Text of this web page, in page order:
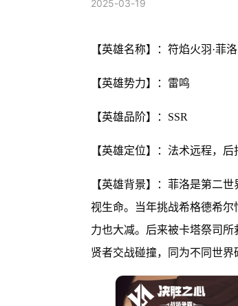
2025-03-19
【英雄名称】：符焰火羽·菲洛
【英雄势力】：雷鸣
【英雄品阶】：SSR
【英雄定位】：法术远程，
【英雄背景】：菲洛是第二
视生命。当年挑战希格德希
力也大减。后来被卡塔祭司
贤者交战碰撞，同为不同世界